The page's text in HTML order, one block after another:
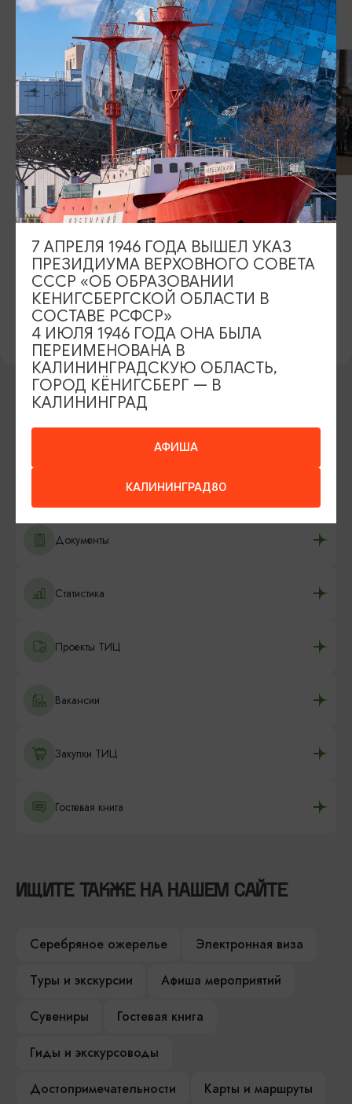
О центре
Цели и задачи
Документы
Статистика
Проекты ТИЦ
Вакансии
Закупки ТИЦ
Гостевая книга
С отзывами участников Фестиваля можно ознакомитьсяв
Гостевой книге
Сюжет о Фестивале Экскурсий 2024
Итоги Фестиваля экскурсий 2025
Фестиваль экскурсий, посвященный 80-летию Победы в
Великой Отечественной войне
ИЩИТЕ ТАКЖЕ НА НАШЕМ САЙТЕ
Серебряное ожерелье
Электронная виза
Туры и экскурсии
Афиша мероприятий
Сувениры
Гостевая книга
Гиды и экскурсоводы
Достопримечательности
Карты и маршруты
АФИША
КАЛИНИНГРАД80
7 АПРЕЛЯ 1946 ГОДА ВЫШЕЛ УКАЗ
ПРЕЗИДИУМА ВЕРХОВНОГО СОВЕТА
СССР «ОБ ОБРАЗОВАНИИ
КЕНИГСБЕРГСКОЙ ОБЛАСТИ В
СОСТАВЕ РСФСР»
4 ИЮЛЯ 1946 ГОДА ОНА БЫЛА
ПЕРЕИМЕНОВАНА В
КАЛИНИНГРАДСКУЮ ОБЛАСТЬ,
ГОРОД КЁНИГСБЕРГ — В
КАЛИНИНГРАД